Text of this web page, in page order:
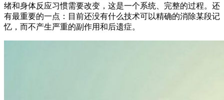
绪和身体反应习惯需要改变，这是一个系统、完整的过程。还
有最重要的一点：目前还没有什么技术可以精确的消除某段记
忆，而不产生严重的副作用和后遗症。